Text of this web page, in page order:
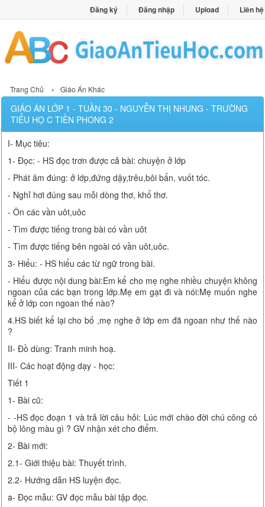
Đăng ký Đăng nhập Upload Liên hệ
Trang Chủ › Giáo Án Khác
GIÁO ÁN LỚP 1 - TUẦN 30 - NGUYỄN THỊ NHUNG - TRƯỜNG
TIỂU HỌ C TIỀN PHONG 2
I- Mục tiêu:
1- Đọc: - HS đọc trơn được cả bài: chuyện ở lớp
- Phát âm đúng: ở lớp,đứng dậy,trêu,bôi bẩn, vuốt tóc.
- Nghỉ hơi đúng sau mỗi dòng thơ, khổ thơ.
- Ôn các vần uôt,uôc
- Tìm được tiếng trong bài có vần uôt
- Tìm được tiếng bên ngoài có vần uôt,uôc.
3- Hiểu: - HS hiểu các từ ngữ trong bài.
- Hiểu được nội dung bài:Em kể cho mẹ nghe nhiều chuyện không
ngoan của các bạn trong lớp.Mẹ em gạt đi và nói:Mẹ muốn nghe
kể ở lớp con ngoan thế nào?
4.HS biết kể lại cho bố ,mẹ nghe ở lớp em đã ngoan như thế nào
?
II- Đồ dùng: Tranh minh hoạ.
III- Các hoạt động dạy - học:
Tiết 1
1- Bài cũ:
- -HS đọc đoạn 1 và trả lời câu hỏi: Lúc mới chào đời chú công có
bộ lông màu gì ? GV nhận xét cho điểm.
2- Bài mới:
2.1- Giới thiệu bài: Thuyết trình.
2.2- Hướng dẫn HS luyện đọc.
a- Đọc mẫu: GV đọc mẫu bài tập đọc.